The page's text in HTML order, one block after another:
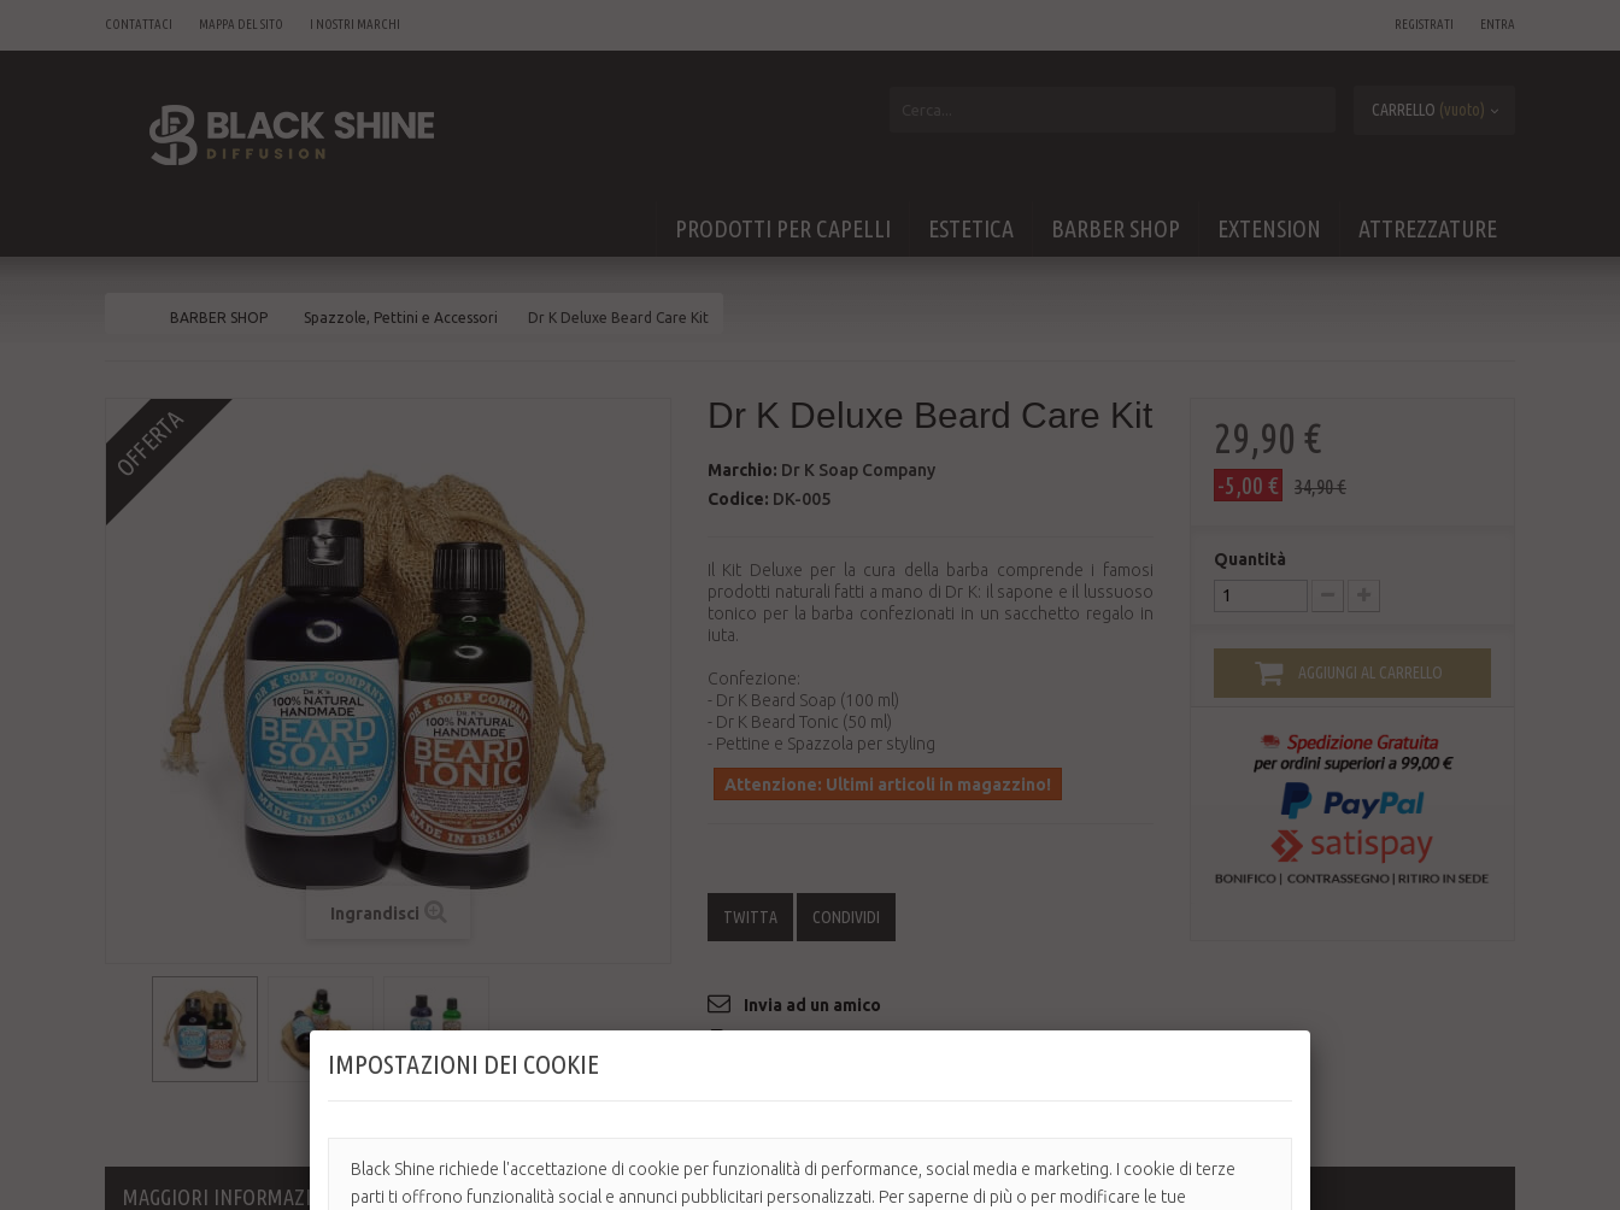
ENTRA
REGISTRATI
CONTATTACI MAPPA DEL SITO I NOSTRI MARCHI
CARRELLO (vuoto)
ATTREZZATURE
EXTENSION
BARBER SHOP
ESTETICA
PRODOTTI PER CAPELLI
BARBER SHOP Spazzole, Pettini e Accessori Dr K Deluxe Beard Care Kit
OFFERTA
Ingrandisci
Dr K Deluxe Beard Care Kit
Marchio: Dr K Soap Company
Codice: DK-005
Il Kit Deluxe per la cura della barba comprende i famosi
prodotti naturali fatti a mano di Dr K: il sapone e il lussuoso
tonico per la barba confezionati in un sacchetto regalo in
iuta.
Confezione:
- Dr K Beard Soap (100 ml)
- Dr K Beard Tonic (50 ml)
- Pettine e Spazzola per styling
Attenzione: Ultimi articoli in magazzino!
TWITTA CONDIVIDI
Invia ad un amico
29,90 €
-5,00 € 34,90 €
Quantità
AGGIUNGI AL CARRELLO
MAGGIORI INFORMAZIONI
IMPOSTAZIONI DEI COOKIE
Black Shine richiede l'accettazione di cookie per funzionalità di performance, social media e marketing. I cookie di terze
parti ti offrono funzionalità social e annunci pubblicitari personalizzati. Per saperne di più o per modificare le tue